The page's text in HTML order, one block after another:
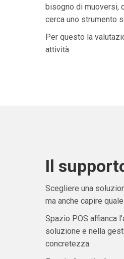
bisogno di muoversi,
cerca uno strumento
Per questo la
attività.
Il
Scegliere una
ma anche capire
Spazio POS affianca
soluzione e nella
concretezza.